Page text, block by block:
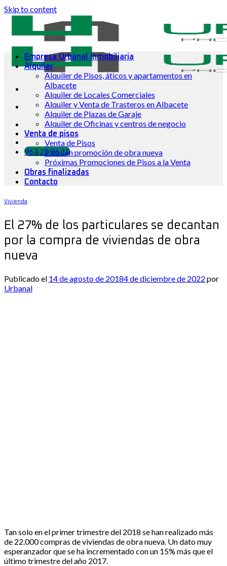
Skip to content
967 22 96 10
Empresa Urbanal Inmobiliaria
Alquiler
Alquiler de Pisos, áticos y apartamentos en
Albacete
Alquiler de Locales Comerciales
Alquiler y Venta de Trasteros en Albacete
Alquiler de Plazas de Garaje
Alquiler de Oficinas y centros de negocio
Venta de pisos
Venta de Pisos
Pisos en promoción de obra nueva
Próximas Promociones de Pisos a la Venta
Obras finalizadas
Contacto
Vivienda
El 27% de los particulares se decantan
por la compra de viviendas de obra
nueva
Publicado el 14 de agosto de 20184 de diciembre de 2022 por
Urbanal
Tan solo en el primer trimestre del 2018 se han realizado más
de 22.000 compras de viviendas de obra nueva. Un dato muy
esperanzador que se ha incrementado con un 15% más que el
último trimestre del año 2017.